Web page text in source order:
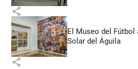
share
El Museo del Fútbol
Solar del Águila
share